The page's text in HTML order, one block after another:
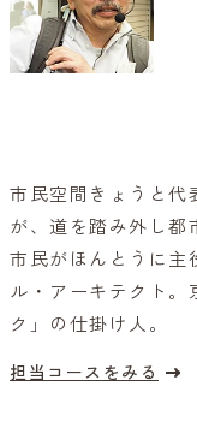
市民空間きょうと代
が、道を踏み外し都
市民がほんとうに主
ル・アーキテクト。
ク」の仕掛け人。
担当コースをみる